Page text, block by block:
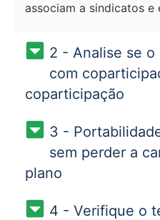
associam a sindicatos e
2 - Analise se o
com
coparticipação
3 -
sem perder a
plano
4 - Verifique o